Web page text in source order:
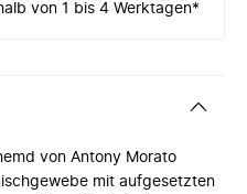
von 1 bis 4 Werktagen*
von Antony Morato
mit aufgesetzten